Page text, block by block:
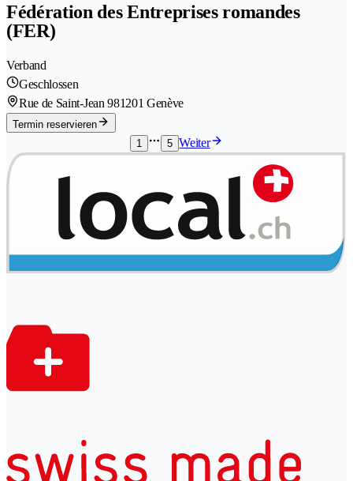
Fédération des Entreprises romandes
(FER)
Verband
Geschlossen
Rue de Saint-Jean 981201 Genève
Termin reservieren
1
5 Weiter